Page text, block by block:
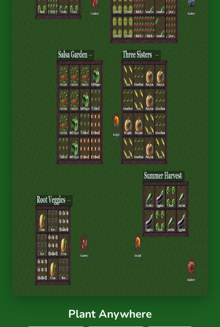
Plant Anywhere